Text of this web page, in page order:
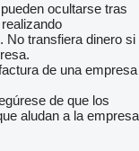
ocultarse tras
No transfiera dinero si
de una empresa
de que los
aludan a la empresa